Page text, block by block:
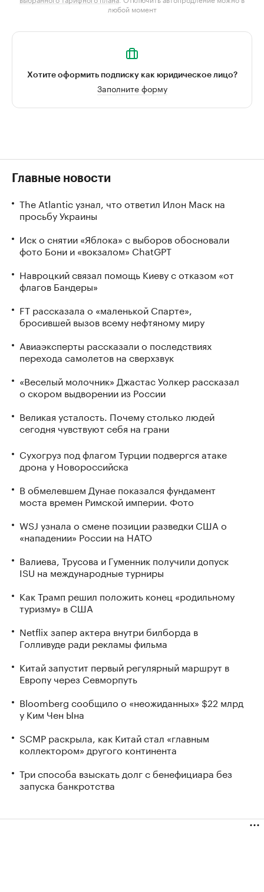
любой момент
Хотите оформить подписку как юридическое лицо?
Заполните форму
Главные новости
The Atlantic узнал, что ответил Илон Маск на
просьбу Украины
Иск о снятии «Яблока» с выборов обосновали
фото Бони и «вокзалом» ChatGPT
Навроцкий связал помощь Киеву с отказом «от
флагов Бандеры»
FT рассказала о «маленькой Спарте»,
бросившей вызов всему нефтяному миру
Авиаэксперты рассказали о последствиях
перехода самолетов на сверхзвук
«Веселый молочник» Джастас Уолкер рассказал
о скором выдворении из России
Великая усталость. Почему столько людей
сегодня чувствуют себя на грани
Сухогруз под флагом Турции подвергся атаке
дрона у Новороссийска
В обмелевшем Дунае показался фундамент
моста времен Римской империи. Фото
WSJ узнала о смене позиции разведки США о
«нападении» России на НАТО
Валиева, Трусова и Гуменник получили допуск
ISU на международные турниры
Как Трамп решил положить конец «родильному
туризму» в США
Netflix запер актера внутри билборда в
Голливуде ради рекламы фильма
Китай запустит первый регулярный маршрут в
Европу через Севморпуть
Bloomberg сообщило о «неожиданных» $22 млрд
у Ким Чен Ына
SCMP раскрыла, как Китай стал «главным
коллектором» другого континента
Три способа взыскать долг с бенефициара без
запуска банкротства